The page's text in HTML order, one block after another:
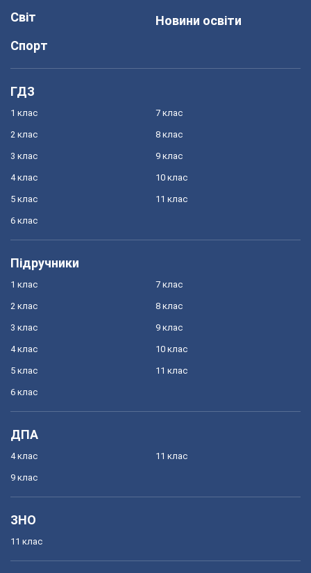
Світ
Спорт
Новини освіти
ГДЗ
1 клас
2 клас
3 клас
4 клас
5 клас
6 клас
7 клас
8 клас
9 клас
10 клас
11 клас
Підручники
1 клас
2 клас
3 клас
4 клас
5 клас
6 клас
7 клас
8 клас
9 клас
10 клас
11 клас
ДПА
4 клас
9 клас
11 клас
ЗНО
11 клас